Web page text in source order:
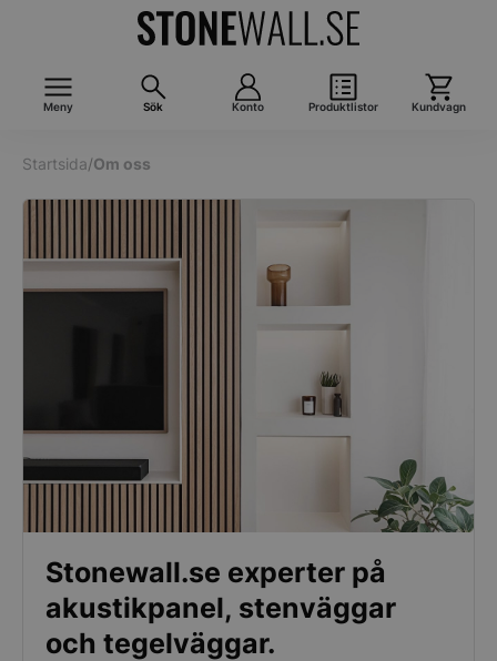
Meny Sök Konto Produktlistor Kundvagn
Startsida/Om oss
Stonewall.se experter på
akustikpanel, stenväggar
och tegelväggar.